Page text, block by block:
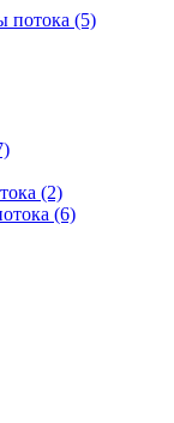
потока (5)
(2)
(6)